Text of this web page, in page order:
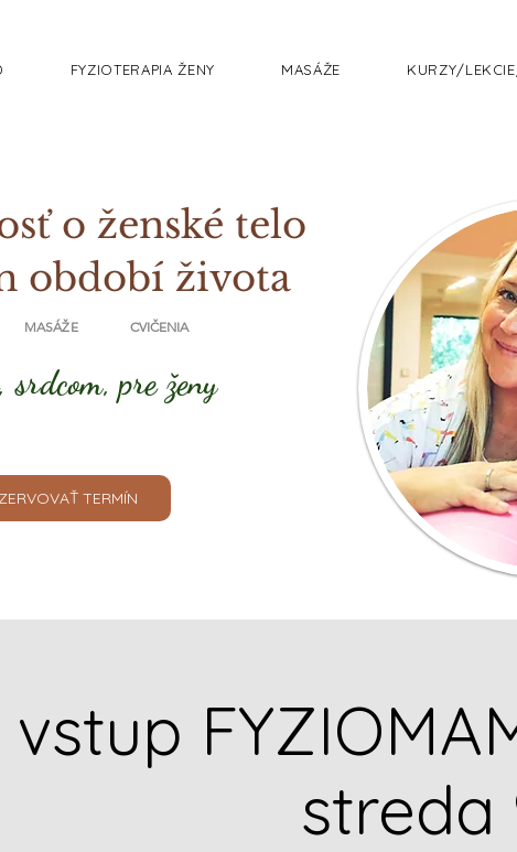
FYZIOTERAPIA ŽENY MASÁŽE KURZY/
o ženské telo
období života
MASÁŽE CVIČENIA
srdcom, pre ženy
TERMÍN
vstup
streda